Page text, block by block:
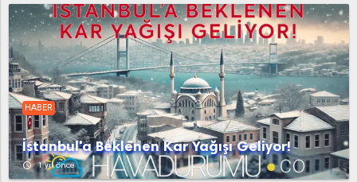
Taraklı Yukarı Söğütlü
HABER
İstanbul'a Beklenen Kar Yağışı Geliyor!
access_time 1 yıl önce